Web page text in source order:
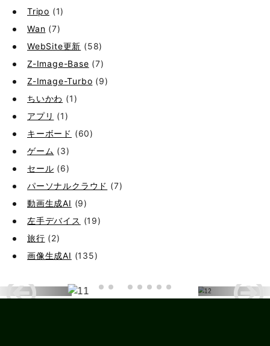
Tripo (1)
Wan (7)
WebSite更新 (58)
Z-Image-Base (7)
Z-Image-Turbo (9)
ちいかわ (1)
アプリ (1)
キーボード (60)
ゲーム (3)
セール (6)
パーソナルクラウド (7)
動画生成AI (9)
左手デバイス (19)
旅行 (2)
画像生成AI (135)